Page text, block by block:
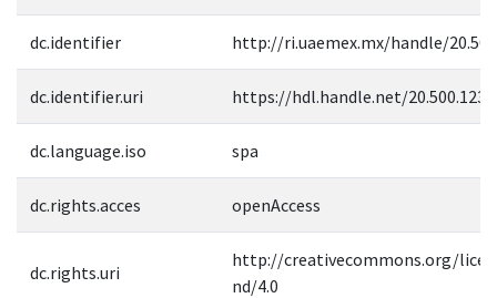
dc.identifier http://ri.uaemex.mx/handle/
dc.identifier.uri https://hdl.handle.net/
dc.language.iso spa
dc.rights.acces openAccess
dc.rights.uri
http://creativecommons.org/
nd/4.0